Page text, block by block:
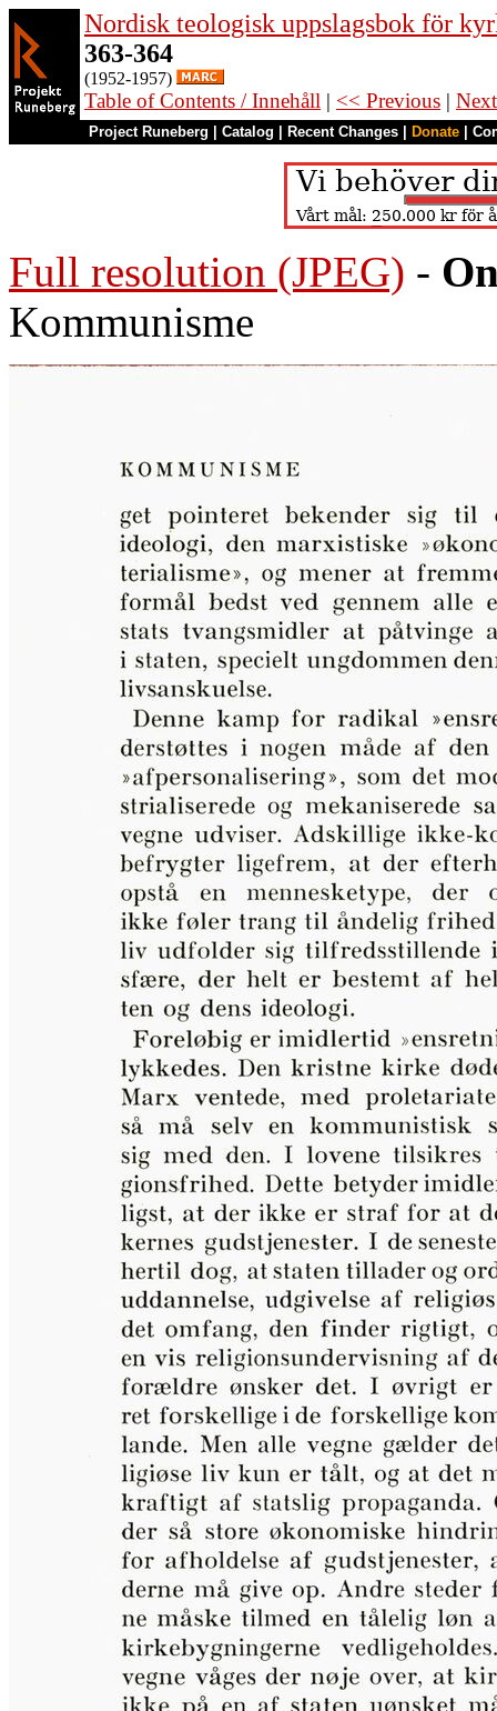
Nordisk teologisk uppslagsbok för
363-364
(1952-1957)
Table of Contents / Innehåll | << Previous |
Project Runeberg Catalog Recent Changes Donate
Full resolution (JPEG) -
Kommunisme